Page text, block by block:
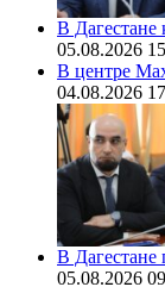
В Дагестане
05.08.2026
В центре
04.08.2026
В
05.08.2026